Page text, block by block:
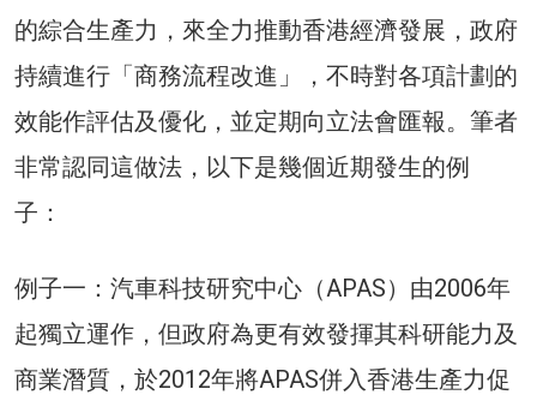
的綜合生產力，來全力推動香港經濟發展，政府
持續進行「商務流程改進」，不時對各項計劃的
效能作評估及優化，並定期向立法會匯報。筆者
非常認同這做法，以下是幾個近期發生的例
子：
例子一：汽車科技研究中心（APAS）由2006年
起獨立運作，但政府為更有效發揮其科研能力及
商業潛質，於2012年將APAS併入香港生產力促